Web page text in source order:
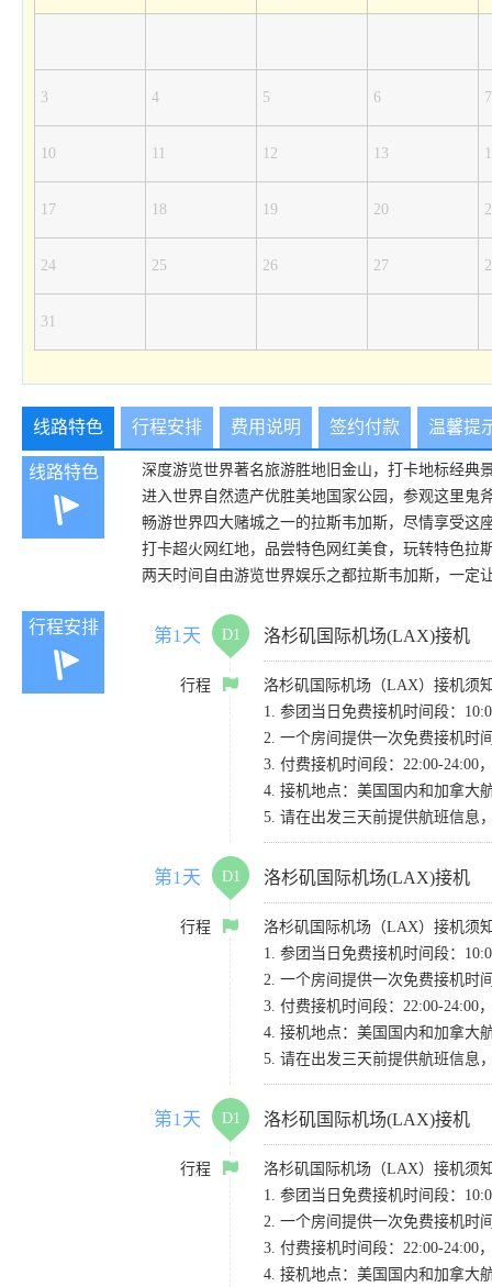
3 4 5 6 7
10 11 12 13
17 18 19 20
24 25 26 27
31
线路特色 行程安排 费用说明 签约付款 温馨提
线路特色
深度游览世界著名旅游胜地旧金山，打卡地标经典
进入世界自然遗产优胜美地国家公园，参观这里鬼
畅游世界四大赌城之一的拉斯韦加斯，尽情享受这
打卡超火网红地，品尝特色网红美食，玩转特色拉
两天时间自由游览世界娱乐之都拉斯韦加斯，一定
行程安排 第1天 D1 洛杉矶国际机场(LAX)接机
行程
洛杉矶国际机场（LAX）接机须
1. 参团当日免费接机时间段：
2. 一个房间提供一次免费接机时
3. 付费接机时间段：22:00-24:00
4. 接机地点：美国国内和加拿大
5. 请在出发三天前提供航班信息
第1天 D1 洛杉矶国际机场(LAX)接机
行程
洛杉矶国际机场（LAX）接机须
1. 参团当日免费接机时间段：
2. 一个房间提供一次免费接机时
3. 付费接机时间段：22:00-24:00
4. 接机地点：美国国内和加拿大
5. 请在出发三天前提供航班信息
第1天 D1 洛杉矶国际机场(LAX)接机
行程
洛杉矶国际机场（LAX）接机须
1. 参团当日免费接机时间段：
2. 一个房间提供一次免费接机时
3. 付费接机时间段：22:00-24:00
4. 接机地点：美国国内和加拿大